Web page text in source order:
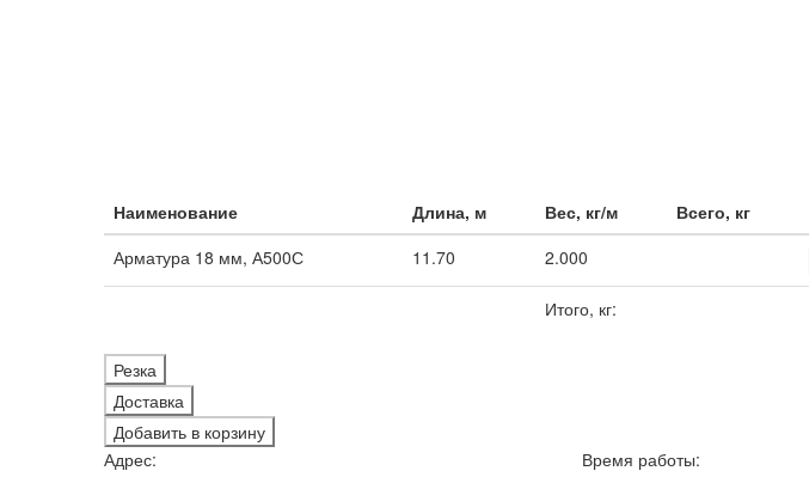
Наименование
Длина, м Вес, кг/м Всего, кг
Арматура 18 мм, А500С
11.70 2.000
Итого, кг:
Резка
Доставка
Добавить в корзину
Адрес:
Время работы: